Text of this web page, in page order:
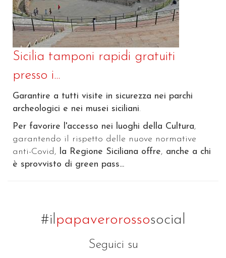
Sicilia tamponi rapidi gratuiti
presso i...
Garantire a tutti visite in sicurezza nei parchi
archeologici e nei musei siciliani.
Per favorire l'accesso nei luoghi della Cultura,
garantendo il rispetto delle nuove normative
anti-Covid,
la Regione Siciliana offre, anche a chi
è sprovvisto di green pass...
#ilpapaverorossosocial
Seguici su